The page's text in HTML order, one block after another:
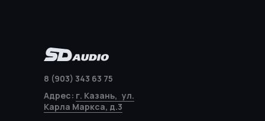
8 (903) 343 63 75
Адрес: г. Казань, ул.
Карла Маркса, д.3